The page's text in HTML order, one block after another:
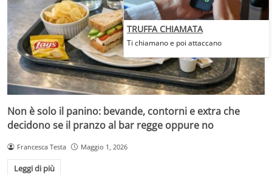
Non è solo il panino: bevande, contorni e extra che
decidono se il pranzo al bar regge oppure no
Francesca Testa Maggio 1, 2026
Leggi di più
TRUFFA CHIAMATA
Ti chiamano e poi attaccano